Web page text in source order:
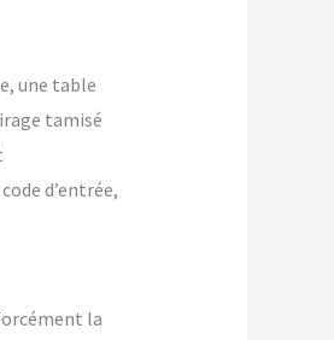
une table
tamisé
d’entrée,
la